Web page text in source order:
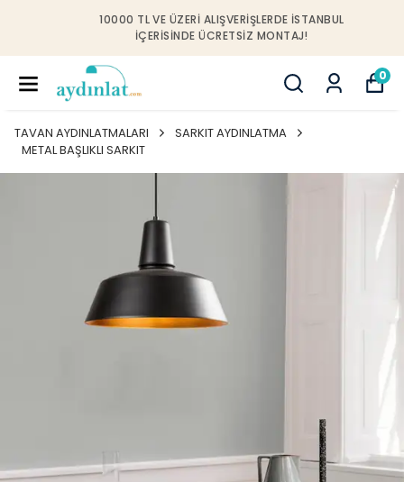
10000 TL VE ÜZERI ALIŞVERIŞLERDE İSTANBUL
IÇERISINDE ÜCRETSIZ MONTAJ!
0
TAVAN AYDINLATMALARI
SARKIT AYDINLATMA
METAL BAŞLIKLI SARKIT